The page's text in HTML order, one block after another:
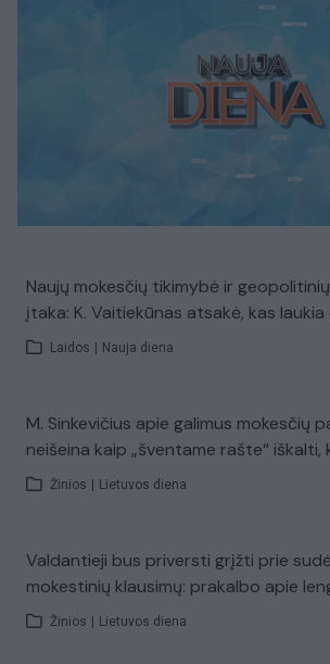
Naujų mokesčių tikimybė ir
įtaka: K. Vaitiekūnas atsakė, kas
Laidos Nauja diena
M. Sinkevičius apie galimus mokesčių
neišeina kaip „šventame rašte“ iškalti,
Žinios Lietuvos diena
Valdantieji bus priversti grįžti prie
mokestinių klausimų: prakalbo apie
Žinios Lietuvos diena